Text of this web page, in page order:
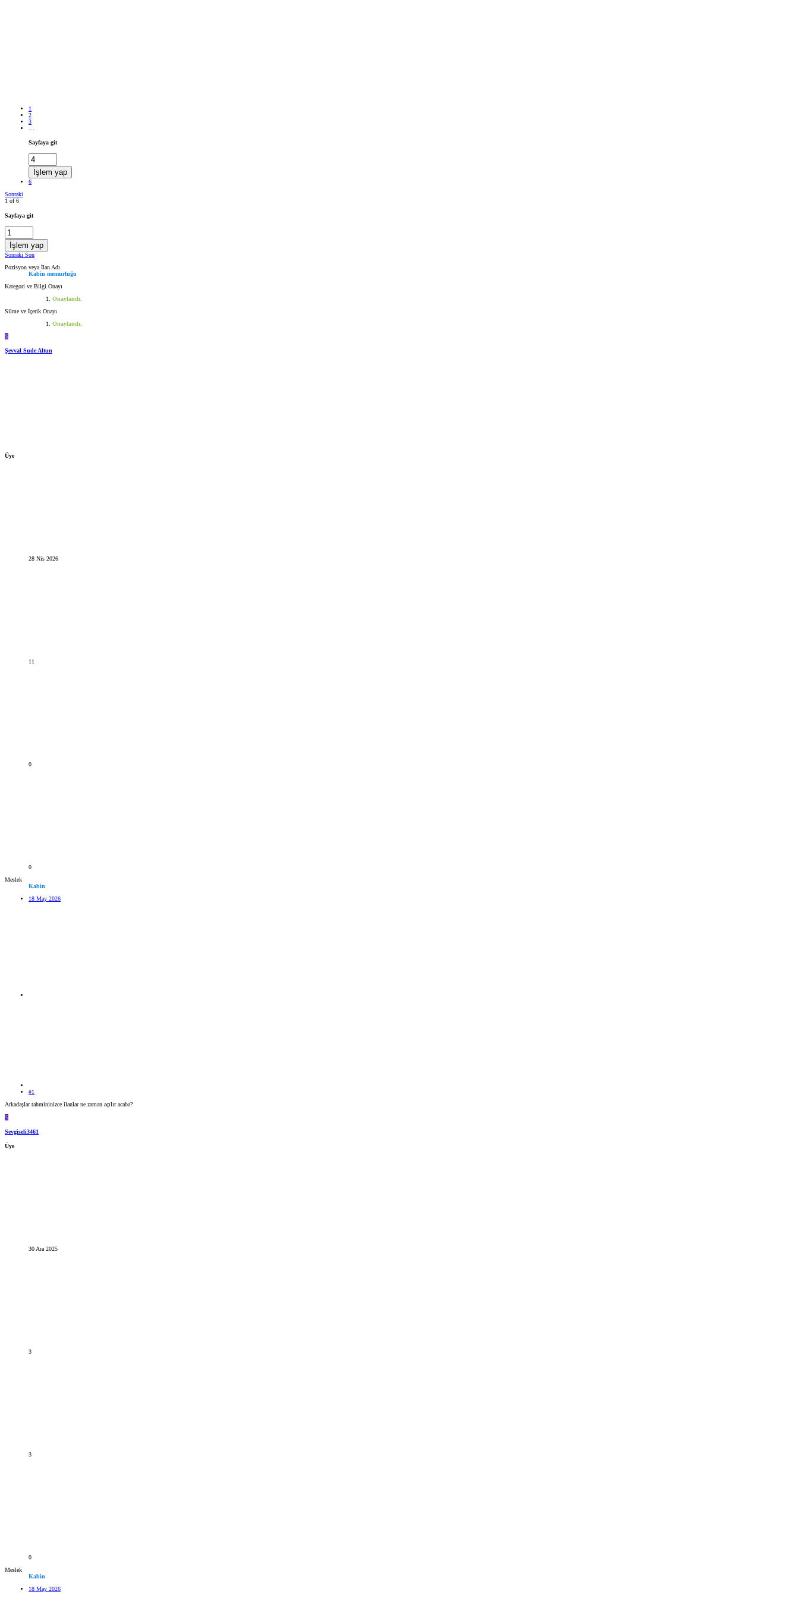
1
2
3
Sayfaya git
İşlem yap
6
Sonraki
1 of 6
Sayfaya git
İşlem yap
Sonraki Son
Pozisyon veya İlan Adı
Kabin memurluğu
Kategori ve Bilgi Onayı
Onaylandı.
Silme ve İçerik Onayı
Onaylandı.
Ş
Şevval Sude Altun
Üye
28 Nis 2026
11
0
0
Meslek
Kabin
18 May 2026
#1
Arkadaşlar tahmininizce ilanlar ne zaman açılır acaba?
S
Sevgiseli3461
Üye
30 Ara 2025
3
3
0
Meslek
Kabin
18 May 2026